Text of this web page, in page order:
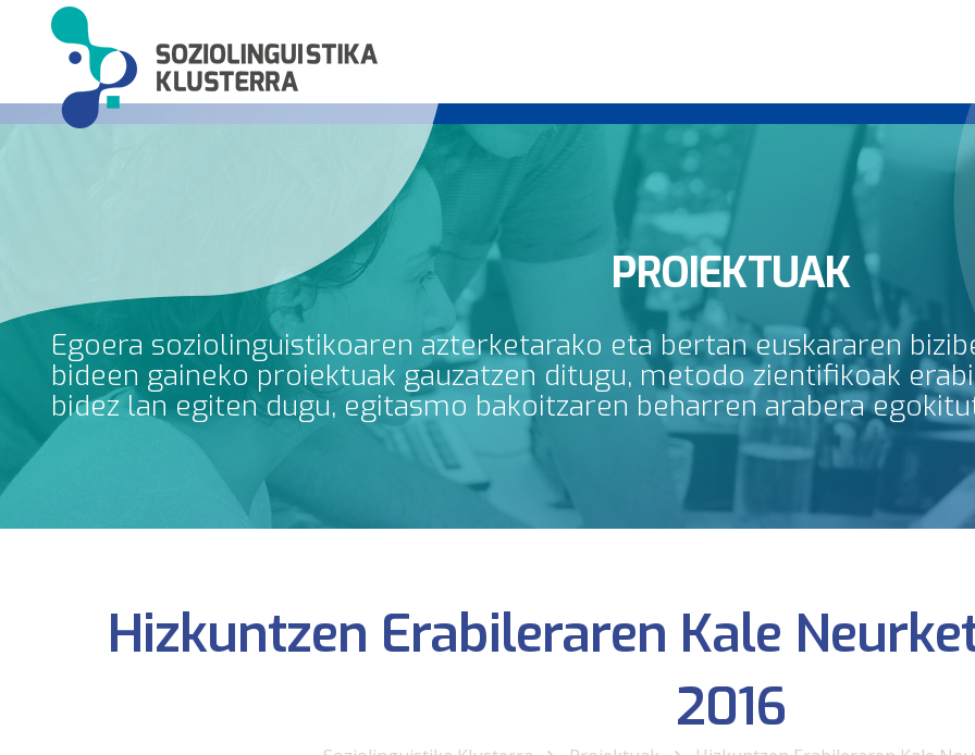
PROIEKTUAK
Egoera soziolinguistikoaren azterketarako eta bertan euskararen
bideen gaineko proiektuak gauzatzen ditugu, metodo zientifikoak
bidez lan egiten dugu, egitasmo bakoitzaren beharren arabera
Hizkuntzen Erabileraren Kale
2016